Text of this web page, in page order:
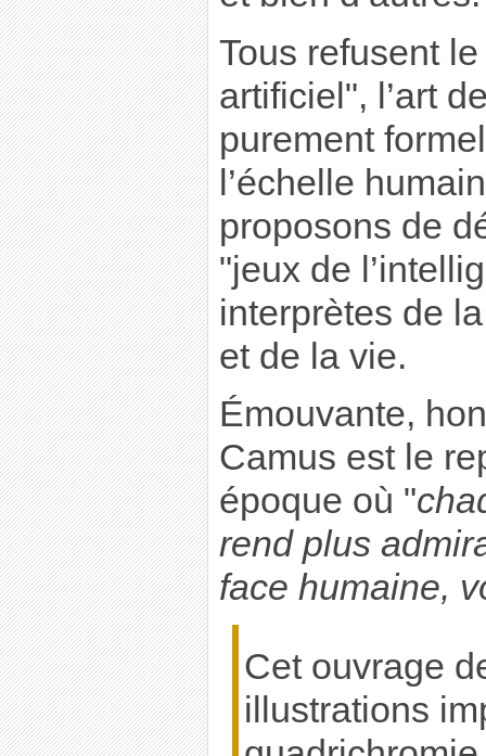
Tous refusent
artificiel", l’art
purement
l’échelle
proposons de
"jeux de
interprètes de
et de la vie.
Émouvante,
Camus est le
époque où "
rend plus
face humaine,
Cet ouvrage
illustrations